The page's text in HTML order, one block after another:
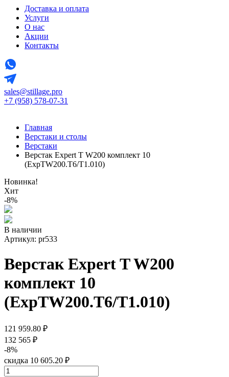
Доставка и оплата
Услуги
О нас
Акции
Контакты
sales@stillage.pro
+7 (958) 578-07-31
Главная
Верстаки и столы
Верстаки
Верстак Expert T W200 комплект 10
(ExpTW200.T6/T1.010)
Новинка!
Хит
-8%
В наличии
Артикул: pr533
Верстак Expert T W200
комплект 10
(ExpTW200.T6/T1.010)
121 959.80 ₽
132 565 ₽
-8%
скидка 10 605.20 ₽